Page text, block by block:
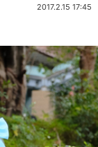
2017.2.15 17:45